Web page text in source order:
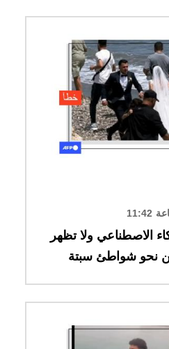
الاصطناعي ولا تظهر
نحو شواطئ سبتة